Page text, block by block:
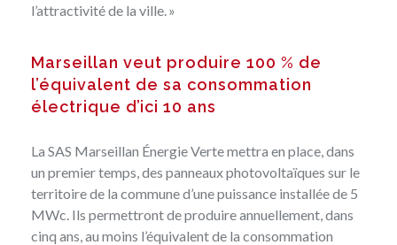
l’attractivité de la ville. »
Marseillan veut produire 100 % de
l’équivalent de sa consommation
électrique d’ici 10 ans
La SAS Marseillan Énergie Verte mettra en place, dans
un premier temps, des panneaux photovoltaïques sur le
territoire de la commune d’une puissance installée de 5
MWc. Ils permettront de produire annuellement, dans
cinq ans, au moins l’équivalent de la consommation